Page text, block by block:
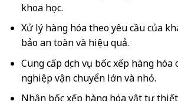
khoa học.
Xử lý hàng hóa theo yêu cầu của
bảo an toàn và hiệu quả.
Cung cấp dịch vụ bốc xếp hàng hóa
nghiệp vận chuyển lớn và nhỏ.
Nhận bốc xếp hàng hóa vật tư thiết